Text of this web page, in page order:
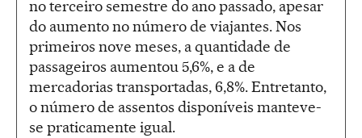
no terceiro semestre do ano passado, apesar
do aumento no número de viajantes. Nos
primeiros nove meses, a quantidade de
passageiros aumentou 5,6%, e a de
mercadorias transportadas, 6,8%. Entretanto,
o número de assentos disponíveis manteve-
se praticamente igual.